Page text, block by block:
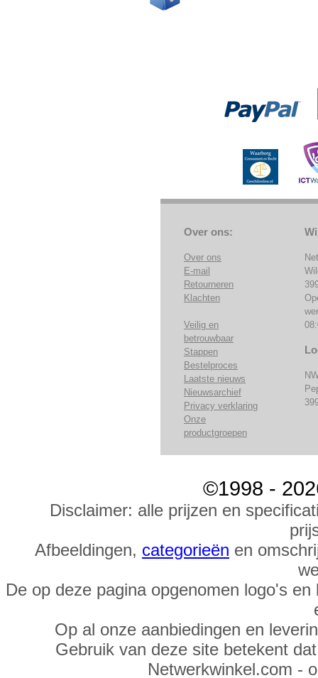
Over ons:
Over ons
E-mail
Retourneren
Klachten
Veilig en
betrouwbaar
Stappen
Bestelproces
Laatste nieuws
Nieuwsarchief
Privacy verklaring
Onze
productgroepen
©1998 -
Disclaimer: alle prijzen en
Afbeeldingen, categorieën en
De op deze pagina opgenomen logo's
Op al onze aanbiedingen en
Gebruik van deze site betekent
Netwerkwinkel.com -